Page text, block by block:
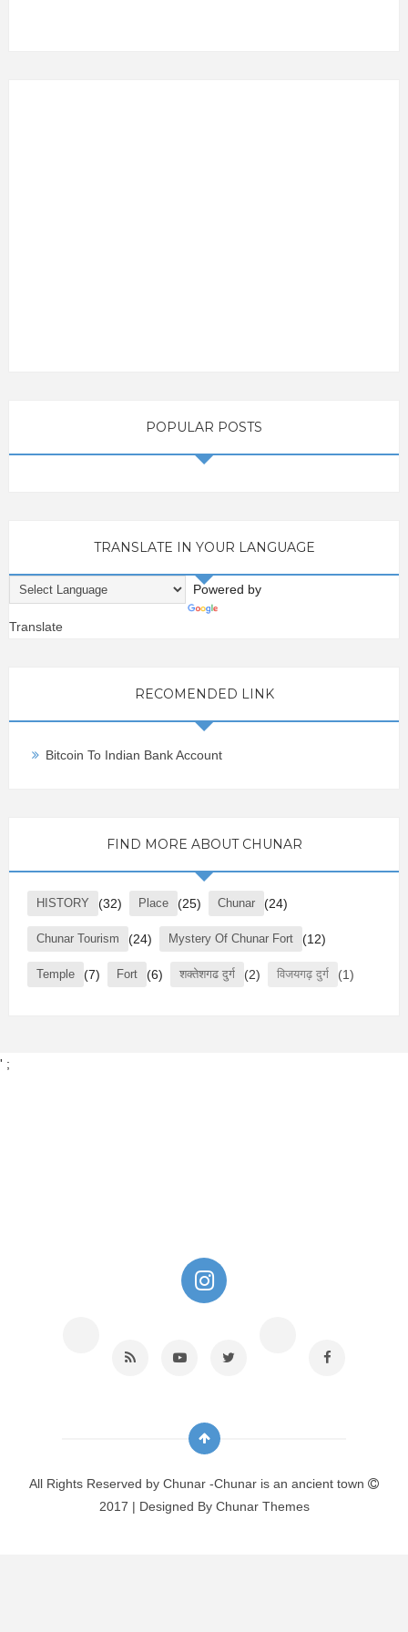
POPULAR POSTS
TRANSLATE IN YOUR LANGUAGE
Powered by
Translate
RECOMENDED LINK
Bitcoin To Indian Bank Account
FIND MORE ABOUT CHUNAR
HISTORY (32) Place (25) Chunar (24)
Chunar Tourism (24) Mystery Of Chunar Fort (12)
Temple (7) Fort (6) शक्तेशगढ दुर्ग (2) विजयगढ़ दुर्ग (1)
' ;
All Rights Reserved by Chunar -Chunar is an ancient town
2017 | Designed By Chunar Themes